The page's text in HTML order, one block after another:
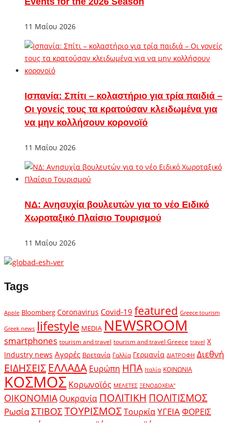
11 Μαΐου 2026
Ισπανία: Σπίτι – κολαστήριο για τρία παιδιά –
Οι γονείς τους τα κρατούσαν κλειδωμένα για
να μην κολλήσουν κορονοϊό
11 Μαΐου 2026
ΝΔ: Ανησυχία βουλευτών για το νέο Ειδικό
Χωροταξικό Πλαίσιο Τουρισμού
11 Μαΐου 2026
Tags
Apple Bloomberg Coronavirus Covid-19 featured Greece tourism
Greek news lifestyle MEDIA NEWSROOM
smartphones tourism and travel tourism and travel Greece travel X
Industry news Αγορές Βρετανία Γαλλία Γερμανία ΔΙΑΤΡΟΦΗ Διεθνή
ΕΙΔΗΣΕΙΣ ΕΛΛΑΔΑ Ευρώπη ΗΠΑ Ιταλία ΚΟΙΝΩΝΙΑ
ΚΟΣΜΟΣ Κορωνοϊός ΜΕΛΕΤΕΣ ΞΕΝΟΔΟΧΕΙΑ"
ΟΙΚΟΝΟΜΙΑ Ουκρανία ΠΟΛΙΤΙΚΗ ΠΟΛΙΤΙΣΜΟΣ
ΡωσίαΣΤΙΒΟΣΤΟΥΡΙΣΜΟΣΤουρκίαΥΓΕΙΑΦΟΡΕΙΣ